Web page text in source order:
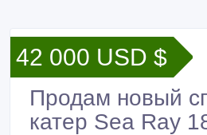
42 000 USD $
Продам новый
катер Sea Ray